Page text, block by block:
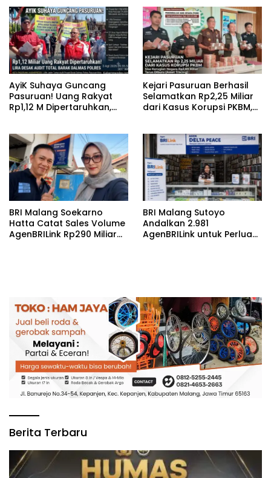
‎AyiK Suhaya Guncang
Pasuruan! Uang Rakyat
Rp1,12 M Dipertaruhkan,
Kejari Pasuruan Berhasil
Selamatkan Rp2,25 Miliar
dari Kasus Korupsi PKBM,
BRI Malang Soekarno
Hatta Catat Sales Volume
AgenBRILink Rp290 Miliar
BRI Malang Sutoyo
Andalkan 2.981
AgenBRILink untuk Perluas
Berita Terbaru